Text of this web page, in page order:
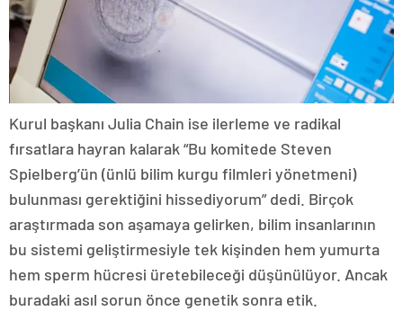
Kurul başkanı Julia Chain ise ilerleme ve radikal
fırsatlara hayran kalarak “Bu komitede Steven
Spielberg’ün (ünlü bilim kurgu filmleri yönetmeni)
bulunması gerektiğini hissediyorum” dedi. Birçok
araştırmada son aşamaya gelirken, bilim insanlarının
bu sistemi geliştirmesiyle tek kişinden hem yumurta
hem sperm hücresi üretebileceği düşünülüyor. Ancak
buradaki asıl sorun önce genetik sonra etik.